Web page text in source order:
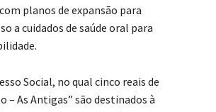
planos de expansão para
a cuidados de saúde oral para
Social, no qual cinco reais de
– As Antigas” são destinados à